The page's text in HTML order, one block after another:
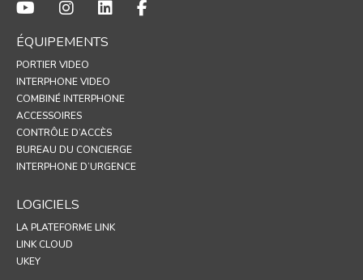
ÉQUIPEMENTS
PORTIER VIDEO
INTERPHONE VIDEO
COMBINÉ INTERPHONE
ACCESSOIRES
CONTRÔLE D’ACCÈS
BUREAU DU CONCIERGE
INTERPHONE D’URGENCE
LOGICIELS
LA PLATEFORME LINK
LINK CLOUD
UKEY